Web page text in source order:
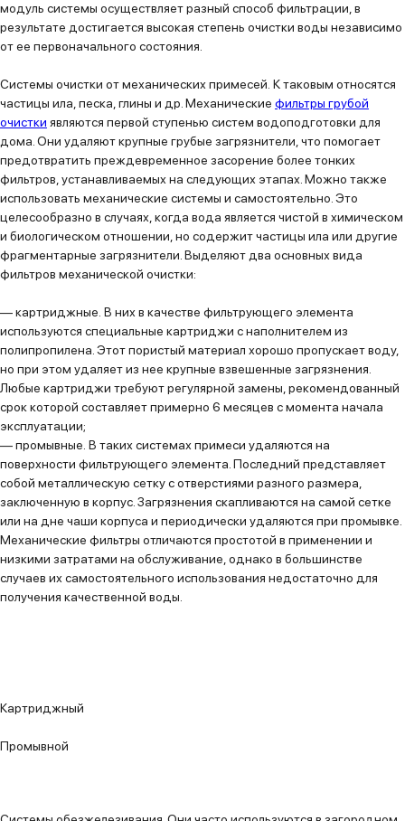
модуль системы осуществляет разный способ фильтрации, в
результате достигается высокая степень очистки воды независимо
от ее первоначального состояния.
Системы очистки от механических примесей. К таковым относятся
частицы ила, песка, глины и др. Механические фильтры грубой
очистки являются первой ступенью систем водоподготовки для
дома. Они удаляют крупные грубые загрязнители, что помогает
предотвратить преждевременное засорение более тонких
фильтров, устанавливаемых на следующих этапах. Можно также
использовать механические системы и самостоятельно. Это
целесообразно в случаях, когда вода является чистой в химическом
и биологическом отношении, но содержит частицы ила или другие
фрагментарные загрязнители. Выделяют два основных вида
фильтров механической очистки:
—картриджные. В них в качестве фильтрующего элемента
используются специальные картриджи с наполнителем из
полипропилена. Этот пористый материал хорошо пропускает воду,
но при этом удаляет из нее крупные взвешенные загрязнения.
Любые картриджи требуют регулярной замены, рекомендованный
срок которой составляет примерно 6 месяцев с момента начала
эксплуатации;
—промывные. В таких системах примеси удаляются на
поверхности фильтрующего элемента. Последний представляет
собой металлическую сетку с отверстиями разного размера,
заключенную в корпус. Загрязнения скапливаются на самой сетке
или на дне чаши корпуса и периодически удаляются при промывке.
Механические фильтры отличаются простотой в применении и
низкими затратами на обслуживание, однако в большинстве
случаев их самостоятельного использования недостаточно для
получения качественной воды.
Картриджный
Промывной